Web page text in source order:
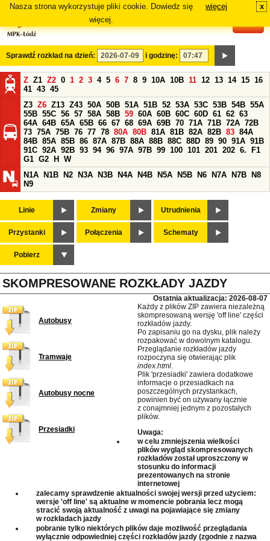
Nasza strona wykorzystuje pliki cookie. Dowiedz się
więcej.
więcej x
Sprawdź rozkład na dzień: i godzinę:
Z Z1 Z2 0 1 2 3 4 5 6 7 8 9 10A 10B 11 12 13 14 15 16
41 43 45
Z3 Z6 Z13 Z43 50A 50B 51A 51B 52 53A 53C 53B 54B 55A
55B 55C 56 57 58A 58B 59 60A 60B 60C 60D 61 62 63
64A 64B 65A 65B 66 67 68 69A 69B 70 71A 71B 72A 72B
73 75A 75B 76 77 78 80A 80B 81A 81B 82A 82B 83 84A
84B 85A 85B 86 87A 87B 88A 88B 88C 88D 89 90 91A 91B
91C 92A 92B 93 94 96 97A 97B 99 100 101 201 202 6.
F1
G1 G2 H
W
N1A
N1B N2 N3A N3B N4A N4B N5A N5B N6 N7A N7B
N8
N9
Linie Zmiany Utrudnienia
Przystanki Połączenia Schematy
Pobierz
SKOMPRESOWANE ROZKŁADY JAZDY
Ostatnia aktualizacja: 2026-08-07
Autobusy
Tramwaje
Autobusy nocne
Przesiadki
Każdy z plików ZIP zawiera niezależną
skompresowaną wersję 'off line' części
rozkładów jazdy.
Po zapisaniu go na dysku, plik należy
rozpakować w dowolnym katalogu.
Przeglądanie rozkładów jazdy
rozpoczyna się otwierając plik
index.html.
Plik 'przesiadki' zawiera dodatkowe
informacje o przesiadkach na
poszczególnych przystankach,
powinien być on używany łącznie
z conajmniej jednym z pozostałych
plików.
Uwaga:
w celu zmniejszenia wielkości
plików wygląd skompresowanych
rozkładów został uproszczony w
stosunku do informacji
prezentowanych na stronie
internetowej
zalecamy sprawdzenie aktualności swojej wersji przed użyciem:
wersje 'off line' są aktualne w momencie pobrania lecz mogą
stracić swoją aktualność z uwagi na pojawiające się zmiany
w rozkładach jazdy
pobranie tylko niektórych plików daje możliwość przeglądania
wyłącznie odpowiedniej części rozkładów jazdy (zgodnie z nazwa